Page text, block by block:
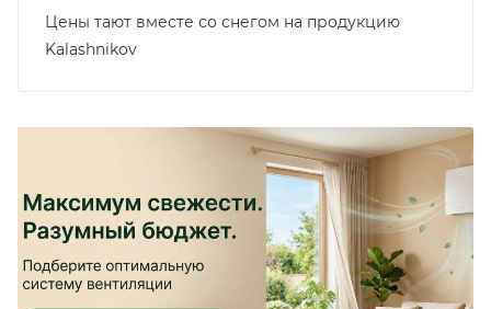
Цены тают вместе со снегом на продукцию
Kalashnikov